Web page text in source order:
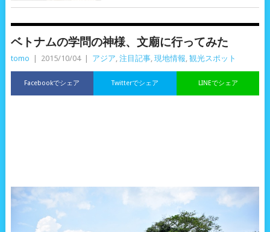
ベトナムの学問の神様、文廟に行ってみた
tomo 2015/10/04 アジア, 注目記事, 現地情報, 観光スポット
Facebookでシェア LINEでシェア
Twitterでシェア